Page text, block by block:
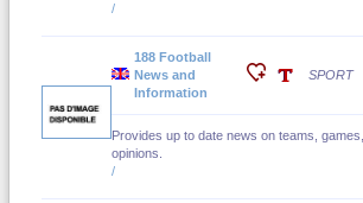
/
188 Football
News and
Information
SPORT
Provides up to date news on teams,
opinions.
/